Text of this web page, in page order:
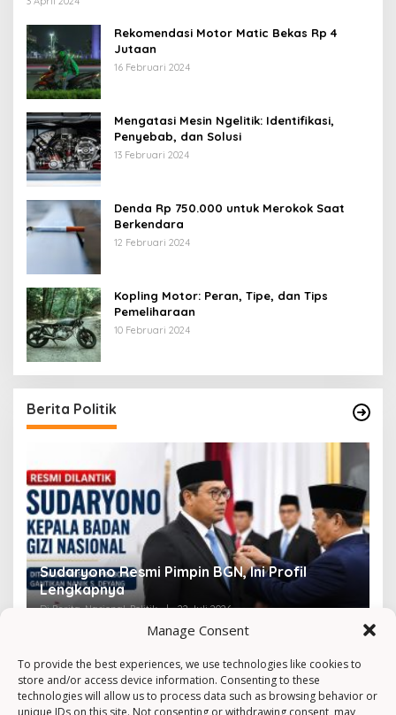
Manage Consent
To provide the best experiences, we use technologies like cookies to
store and/or access device information. Consenting to these
technologies will allow us to process data such as browsing behavior or
unique IDs on this site. Not consenting or withdrawing consent, may
Rekomendasi Motor Matic Bekas Rp 4
Jutaan
16 Februari 2024
Mengatasi Mesin Ngelitik: Identifikasi,
Penyebab, dan Solusi
13 Februari 2024
Denda Rp 750.000 untuk Merokok Saat
Berkendara
12 Februari 2024
Kopling Motor: Peran, Tipe, dan Tips
Pemeliharaan
10 Februari 2024
Berita Politik
Sudaryono Resmi Pimpin BGN, Ini Profil
Lengkapnya
Di Berita, Nasional, Politik | 22 Juli 2026 Di